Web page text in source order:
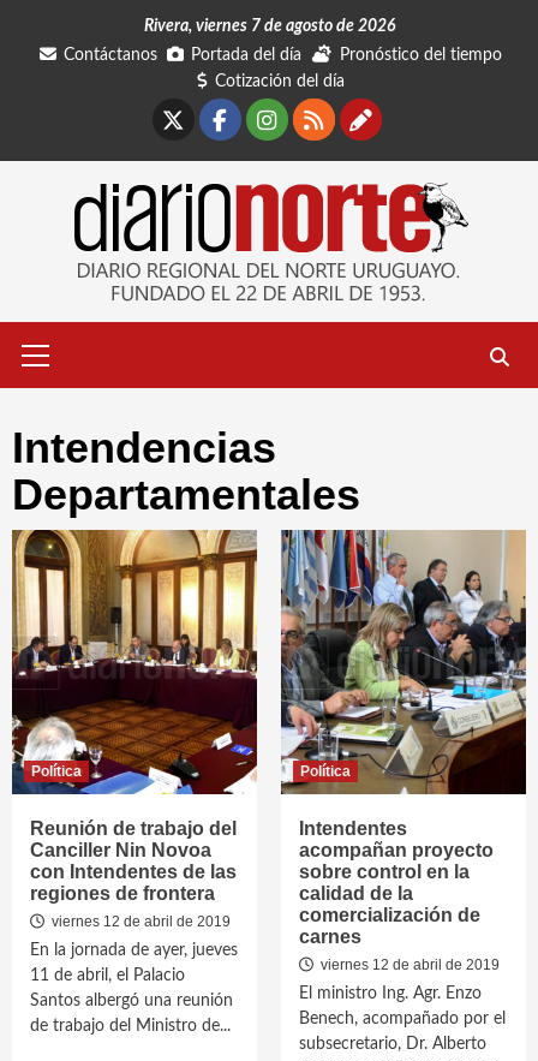
Rivera, viernes 7 de agosto de 2026
Contáctanos
Portada del día
Pronóstico del tiempo
Cotización del día
Facebook
Instagram
RSSContáctanos
primario
Intendencias
Departamentales
Política
Reunión de trabajo del
Canciller Nin Novoa
con Intendentes de las
regiones de frontera
viernes 12 de abril de 2019
En la jornada de ayer, jueves
11 de abril, el Palacio
Santos albergó una reunión
de trabajo del Ministro de...
Política
Intendentes
acompañan proyecto
sobre control en la
calidad de la
comercialización de
carnes
viernes 12 de abril de 2019
El ministro Ing. Agr. Enzo
Benech, acompañado por el
subsecretario, Dr. Alberto